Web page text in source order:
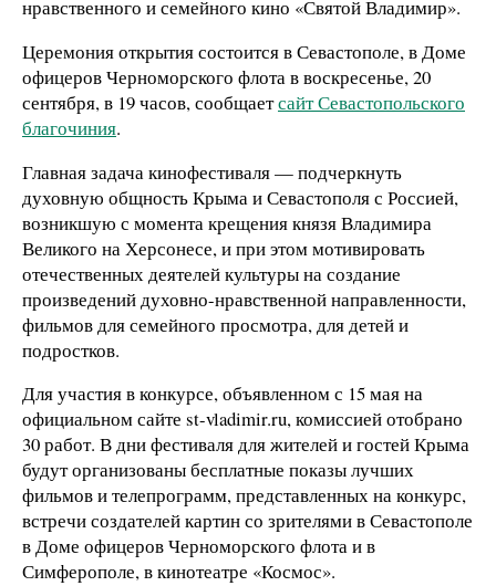
нравственного и семейного кино «Святой Владимир».
Церемония открытия состоится в Севастополе, в Доме
офицеров Черноморского флота в воскресенье, 20
сентября, в 19 часов, сообщаетсайт Севастопольского
благочиния.
Главная задача кинофестиваля — подчеркнуть
духовную общность Крыма и Севастополя с Россией,
возникшую с момента крещения князя Владимира
Великого на Херсонесе, и при этом мотивировать
отечественных деятелей культуры на создание
произведений духовно-нравственной направленности,
фильмов для семейного просмотра, для детей и
подростков.
Для участия в конкурсе, объявленном с 15 мая на
официальном сайте st-vladimir.ru, комиссией отобрано
30 работ. В дни фестиваля для жителей и гостей Крыма
будут организованы бесплатные показы лучших
фильмов и телепрограмм, представленных на конкурс,
встречи создателей картин со зрителями в Севастополе
в Доме офицеров Черноморского флота и в
Симферополе, в кинотеатре «Космос».